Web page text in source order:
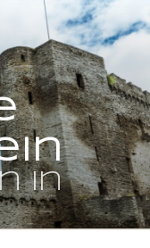
in